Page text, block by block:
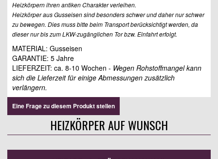
Heizkörpern ihren antiken Charakter verleihen.
Heizkörper aus Gusseisen sind besonders schwer und daher nur schwer
zu bewegen. Dies muss bitte beim Transport berücksichtigt werden, da
dieser nur bis zum LKW-zugänglichen Tor bzw. Einfahrt erfolgt.
MATERIAL: Gusseisen
GARANTIE: 5 Jahre
LIEFERZEIT: ca. 8-10 Wochen - Wegen Rohstoffmangel kann
sich die Lieferzeit für einige Abmessungen zusätzlich
verlängern.
Eine Frage zu diesem Produkt stellen
HEIZKÖRPER AUF WUNSCH